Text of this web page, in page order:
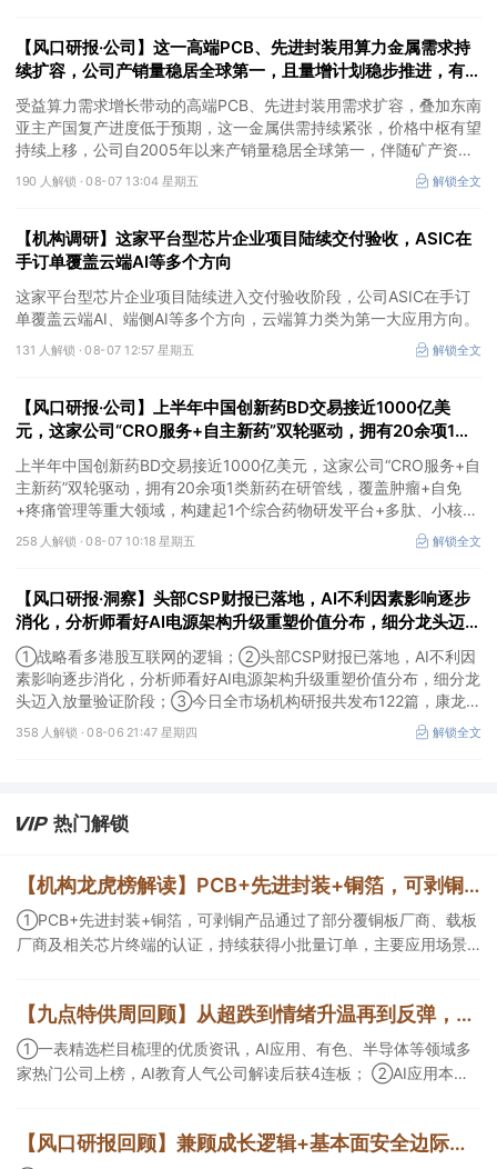
【风口研报·公司】这一高端PCB、先进封装用算力金属需求持
续扩容，公司产销量稳居全球第一，且量增计划稳步推进，有望
充分受益价格上行
受益算力需求增长带动的高端PCB、先进封装用需求扩容，叠加东南
亚主产国复产进度低于预期，这一金属供需持续紧张，价格中枢有望
持续上移，公司自2005年以来产销量稳居全球第一，伴随矿产资源
产量增长与冶炼产能整合并举，公司市占率有望进一步提升，同时有
望充分受益金属价格上行。
190 人解锁 ·08-07 13:04 星期五 解锁全文
【机构调研】这家平台型芯片企业项目陆续交付验收，ASIC在
手订单覆盖云端AI等多个方向
这家平台型芯片企业项目陆续进入交付验收阶段，公司ASIC在手订
单覆盖云端AI、端侧AI等多个方向，云端算力类为第一大应用方向。
131 人解锁 ·08-07 12:57 星期五 解锁全文
【风口研报·公司】上半年中国创新药BD交易接近1000亿美
元，这家公司“CRO服务+自主新药”双轮驱动，拥有20余项1类
新药在研管线，覆盖肿瘤+自免+疼痛管理等重大领域
上半年中国创新药BD交易接近1000亿美元，这家公司“CRO服务+自
主新药”双轮驱动，拥有20余项1类新药在研管线，覆盖肿瘤+自免
+疼痛管理等重大领域，构建起1个综合药物研发平台+多肽、小核
酸、CGT、小分子4个创新技术平台，创新转型成果正逐步兑现。
258 人解锁 ·08-07 10:18 星期五 解锁全文
【风口研报·洞察】头部CSP财报已落地，AI不利因素影响逐步
消化，分析师看好AI电源架构升级重塑价值分布，细分龙头迈入
放量验证阶段；战略看多港股互联网的逻辑
①战略看多港股互联网的逻辑；②头部CSP财报已落地，AI不利因
素影响逐步消化，分析师看好AI电源架构升级重塑价值分布，细分龙
头迈入放量验证阶段；③今日全市场机构研报共发布122篇，康龙化
成、江淮汽车评级得到上调，9家公司获得首度覆盖，其中乔锋智能
获新财富分析师深度覆盖；④在个股机构关注度排行中，华峰化学
358 人解锁 ·08-06 21:47 星期四 解锁全文
热门解锁
【机构龙虎榜解读】PCB+先进封装+铜箔，可剥铜产品通过了部分覆铜板厂商、载板厂商及相关芯片终端的认证，持续获得小批量订单，主要应用场景包括芯片封装光模块用PCB，机构大额净买入这家公司
①PCB+先进封装+铜箔，可剥铜产品通过了部分覆铜板厂商、载板
厂商及相关芯片终端的认证，持续获得小批量订单，主要应用场景
等方面具有丰富经验，具备承接细胞与基因治疗产品商业化受托生
产的合规资质，这家公司获净买入。
【九点特供周回顾】从超跌到情绪升温再到反弹，栏目梳理AI应用题材逻辑，AI教育人气公司解读后获4连板
①一表精选栏目梳理的优质资讯，AI应用、有色、半导体等领域多
家热门公司上榜，AI教育人气公司解读后获4连板； ②AI应用本周
角前瞻产业供需情况，提及2家核心公司双双涨停。
【风口研报回顾】兼顾成长逻辑+基本面安全边际！王牌自营前瞻覆盖“pcb+MLCC+电子布”，梳理AI产业链优质标的“深坑起跳”